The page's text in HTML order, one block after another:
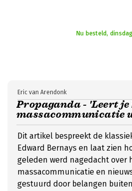
Nu besteld,
Propaganda - 'Leert je
massacommunicatie
Eric van Arendonk
Dit artikel bespreekt de
Edward Bernays en laat zien
geleden werd nagedacht over
massacommunicatie en
gestuurd door belangen